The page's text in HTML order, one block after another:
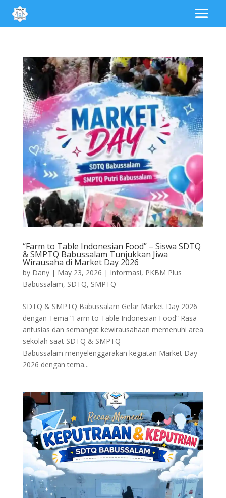
“Farm to Table Indonesian Food” – Siswa SDTQ
& SMPTQ Babussalam Tunjukkan Jiwa
Wirausaha di Market Day 2026
by Dany| May 23, 2026 | Informasi, PKBM Plus
Babussalam, SDTQ, SMPTQ
SDTQ & SMPTQ Babussalam Gelar Market Day 2026
dengan Tema “Farm to Table Indonesian Food” Rasa
antusias dan semangat kewirausahaan memenuhi area
sekolah saat SDTQ & SMPTQ
Babussalam menyelenggarakan kegiatan Market Day
2026 dengan tema...